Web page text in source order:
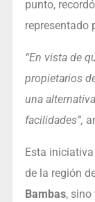
punto,
representado
“En vista de
propietarios
una
facilidades”,
Esta
de la región
Bambas, sino